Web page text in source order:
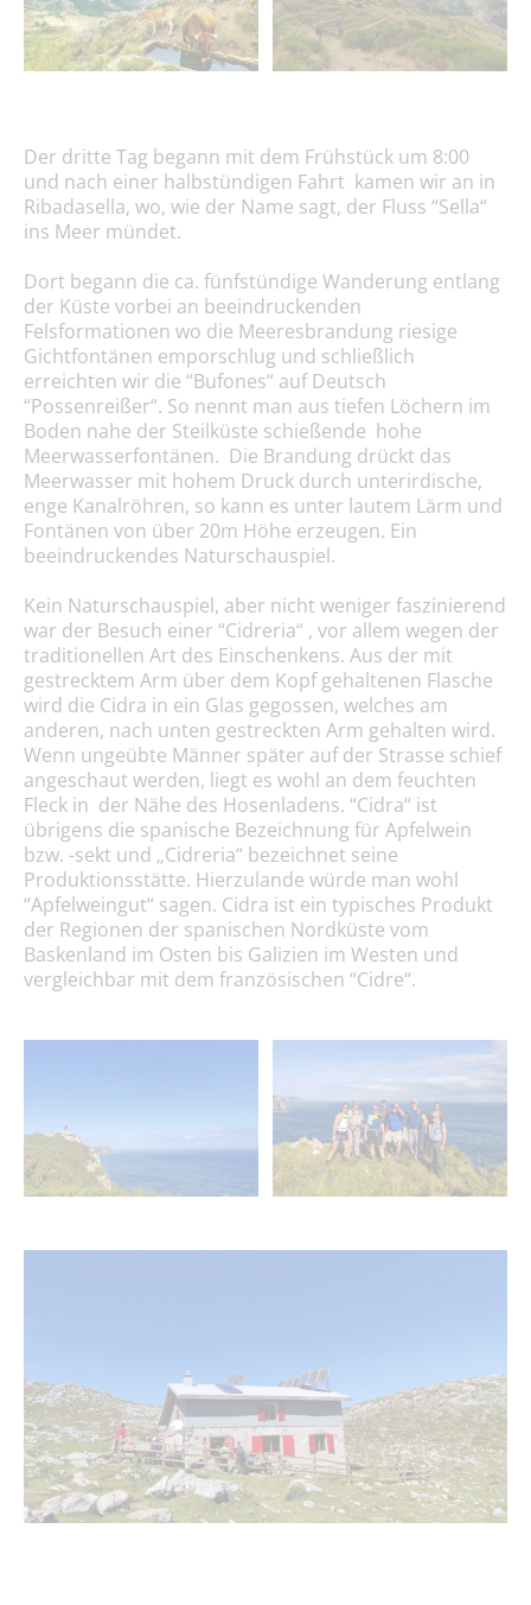
Der dritte Tag begann mit dem Frühstück um 8:00
und nach einer halbstündigen Fahrt kamen wir an in
Ribadasella, wo, wie der Name sagt, der Fluss “Sella“
ins Meer mündet.
Dort begann die ca. fünfstündige Wanderung entlang
der Küste vorbei an beeindruckenden
Felsformationen wo die Meeresbrandung riesige
Gichtfontänen emporschlug und schließlich
erreichten wir die “Bufones“ auf Deutsch
“Possenreißer“. So nennt man aus tiefen Löchern im
Boden nahe der Steilküste schießende hohe
Meerwasserfontänen. Die Brandung drückt das
Meerwasser mit hohem Druck durch unterirdische,
enge Kanalröhren, so kann es unter lautem Lärm und
Fontänen von über 20m Höhe erzeugen. Ein
beeindruckendes Naturschauspiel.
Kein Naturschauspiel, aber nicht weniger faszinierend
war der Besuch einer “Cidreria“ , vor allem wegen der
traditionellen Art des Einschenkens. Aus der mit
gestrecktem Arm über dem Kopf gehaltenen Flasche
wird die Cidra in ein Glas gegossen, welches am
anderen, nach unten gestreckten Arm gehalten wird.
Wenn ungeübte Männer später auf der Strasse schief
angeschaut werden, liegt es wohl an dem feuchten
Fleck in der Nähe des Hosenladens. “Cidra“ ist
übrigens die spanische Bezeichnung für Apfelwein
bzw. -sekt und „Cidreria“ bezeichnet seine
Produktionsstätte. Hierzulande würde man wohl
“Apfelweingut“ sagen. Cidra ist ein typisches Produkt
der Regionen der spanischen Nordküste vom
Baskenland im Osten bis Galizien im Westen und
vergleichbar mit dem französischen “Cidre“.